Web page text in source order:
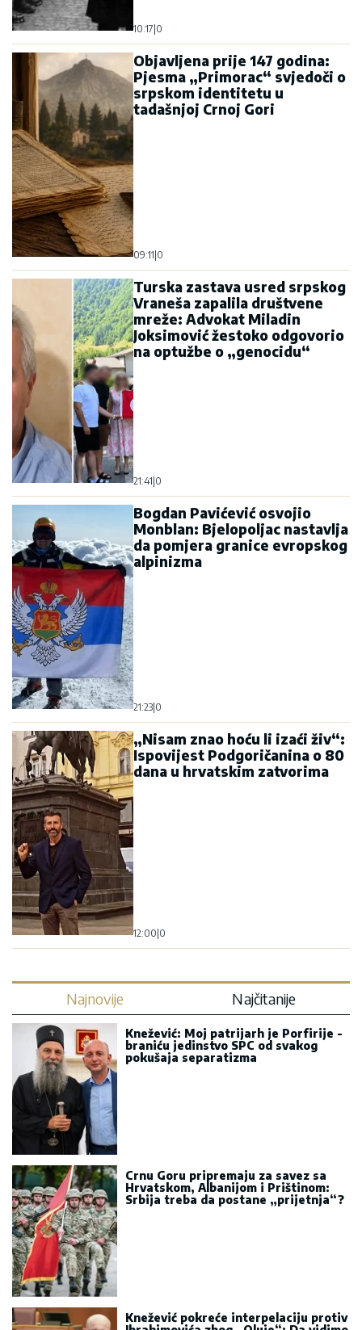
10:17 0
Objavljena prije 147 godina:
Pjesma „Primorac“ svjedoči o
srpskom identitetu u
tadašnjoj Crnoj Gori
09:11 0
Turska zastava usred srpskog
Vraneša zapalila društvene
mreže: Advokat Miladin
Joksimović žestoko odgovorio
na optužbe o „genocidu“
21:41 0
Bogdan Pavićević osvojio
Monblan: Bjelopoljac nastavlja
da pomjera granice evropskog
alpinizma
21:23 0
„Nisam znao hoću li izaći živ“:
Ispovijest Podgoričanina o 80
dana u hrvatskim zatvorima
12:00 0
Najnovije Najčitanije
Knežević: Moj patrijarh je Porfirije -
braniću jedinstvo SPC od svakog
pokušaja separatizma
Crnu Goru pripremaju za savez sa
Hrvatskom, Albanijom i Prištinom:
Srbija treba da postane „prijetnja“?
Knežević pokreće interpelaciju protiv